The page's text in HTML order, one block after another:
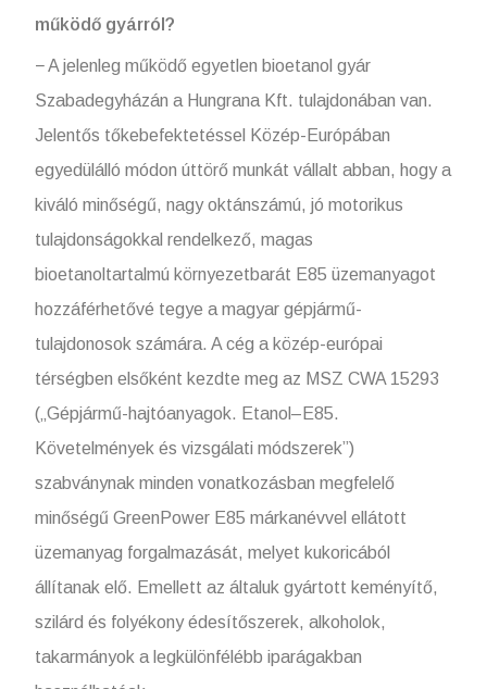
működő gyárról?
− A jelenleg működő egyetlen bioetanol gyár
Szabadegyházán a Hungrana Kft. tulajdonában van.
Jelentős tőkebefektetéssel Közép-Európában
egyedülálló módon úttörő munkát vállalt abban, hogy a
kiváló minőségű, nagy oktánszámú, jó motorikus
tulajdonságokkal rendelkező, magas
bioetanoltartalmú környezetbarát E85 üzemanyagot
hozzáférhetővé tegye a magyar gépjármű-
tulajdonosok számára. A cég a közép-európai
térségben elsőként kezdte meg az MSZ CWA 15293
(„Gépjármű-hajtóanyagok. Etanol–E85.
Követelmények és vizsgálati módszerek”)
szabványnak minden vonatkozásban megfelelő
minőségű GreenPower E85 márkanévvel ellátott
üzemanyag forgalmazását, melyet kukoricából
állítanak elő. Emellett az általuk gyártott keményítő,
szilárd és folyékony édesítőszerek, alkoholok,
takarmányok a legkülönfélébb iparágakban